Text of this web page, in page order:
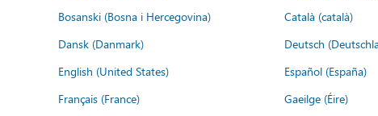
Bosanski (Bosna i Hercegovina)
Català (català)
Dansk (Danmark)
Deutsch
English (United States)
Español (España)
Français (France)
Gaeilge (Éire)